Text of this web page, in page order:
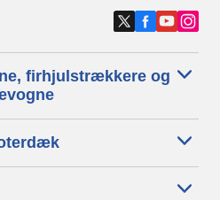
firhjulstrækkere og